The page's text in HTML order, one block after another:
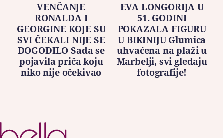
VENČANJE
RONALDA I
GEORGINE KOJE SU
SVI ČEKALI NIJE SE
DOGODILO Sada se
pojavila priča koju
niko nije očekivao
EVA LONGORIJA U
51. GODINI
POKAZALA FIGURU
U BIKINIJU Glumica
uhvaćena na plaži u
Marbelji, svi gledaju
fotografije!